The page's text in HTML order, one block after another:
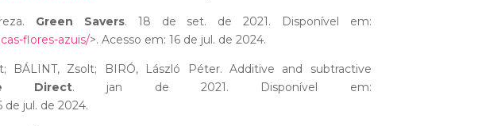
Green Savers. 18 de set. de 2021. Disponível em:
flores-azuis/>. Acesso em: 16 de jul. de 2024.
BÁLINT, Zsolt; BIRÓ, László Péter. Additive and subtractive
Direct. jan de 2021. Disponível em:
jul. de 2024.